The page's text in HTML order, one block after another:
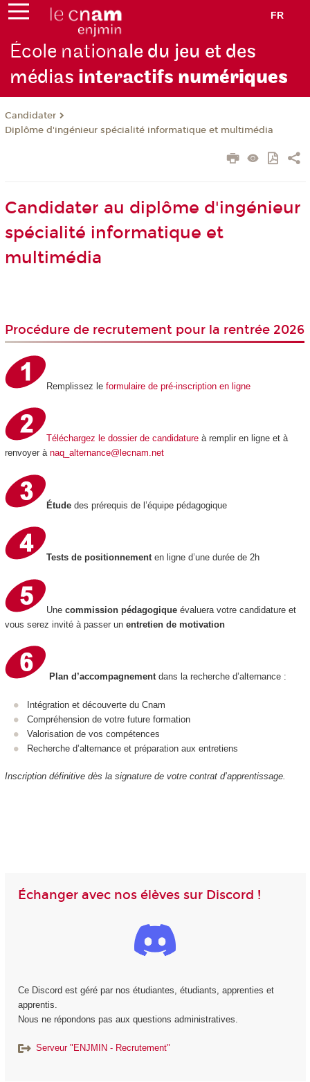
FR
École nationale du jeu et des
médias interactifs numériques
Candidater
Diplôme d'ingénieur spécialité informatique et multimédia
Candidater au diplôme d'ingénieur
spécialité informatique et
multimédia
Procédure de recrutement pour la rentrée 2026
Remplissez le formulaire de pré-inscription en ligne
Téléchargez le dossier de candidatureà remplir en ligne et à
renvoyer à naq_alternance@lecnam.net
Étudedes prérequis de l’équipe pédagogique
Tests de positionnementen ligne d’une durée de 2h
Une commission pédagogiqueévaluera votre candidature et
vous serez invité à passer un entretien de motivation
Plan d’accompagnement dans la recherche d’alternance :
Intégration et découverte du Cnam
Compréhension de votre future formation
Valorisation de vos compétences
Recherche d’alternance et préparation aux entretiens
Inscription définitive dès la signature de votre contrat d’apprentissage.
Échanger avec nos élèves sur Discord !
Ce Discord est géré par nos étudiantes, étudiants, apprenties et
apprentis.
Nous ne répondons pas aux questions administratives.
Serveur "ENJMIN - Recrutement"